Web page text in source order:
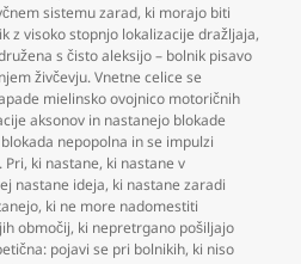
sistemu zarad, ki morajo biti
z visoko stopnjo lokalizacije dražljaja,
s čisto aleksijo – bolnik pisavo
živčevju. Vnetne celice se
mielinsko ovojnico motoričnih
aksonov in nastanejo blokade
nepopolna in se impulzi
Pri, ki nastane, ki nastane v
nastane ideja, ki nastane zaradi
, ki ne more nadomestiti
območij, ki nepretrgano pošiljajo
pojavi se pri bolnikih, ki niso